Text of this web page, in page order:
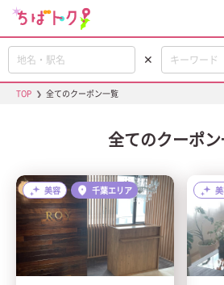
✕
TOP ❯ 全てのクーポン一覧
全てのクーポ
美容 千葉エリア